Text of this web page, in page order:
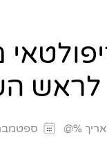
לראש
%@ ספטמבר 18,